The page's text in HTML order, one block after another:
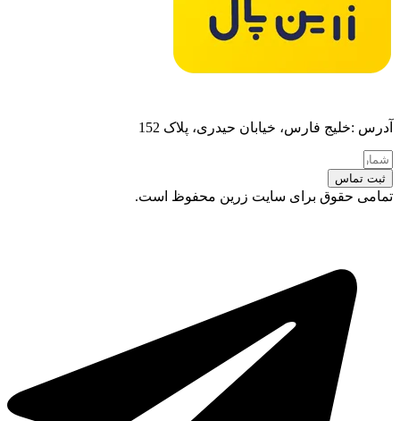
آدرس :خلیج فارس، خیابان حیدری، پلاک 152
ثبت تماس
تمامی حقوق برای سایت زرین محفوظ است.